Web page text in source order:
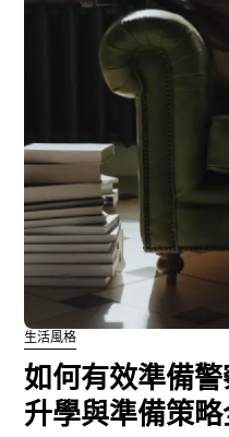
生活風格
如何有效準備
升學與準備策